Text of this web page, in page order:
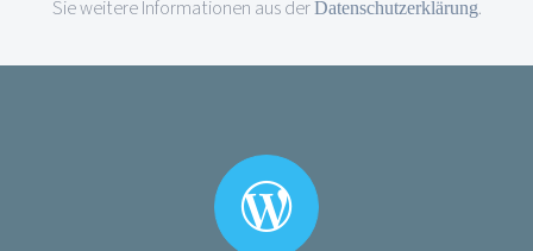
blank
Sie weitere Informationen aus derDatenschutzerklärung.